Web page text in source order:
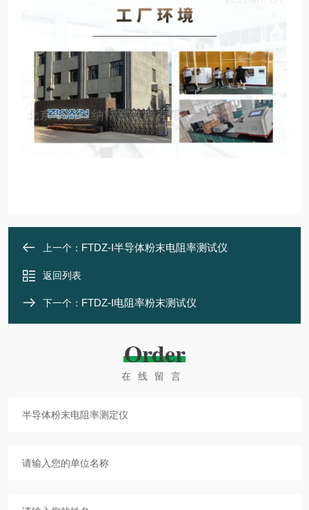
上一个： FTDZ-I半导体粉末电阻率测试仪
返回列表
下一个： FTDZ-I电阻率粉末测试仪
Order
在线留言